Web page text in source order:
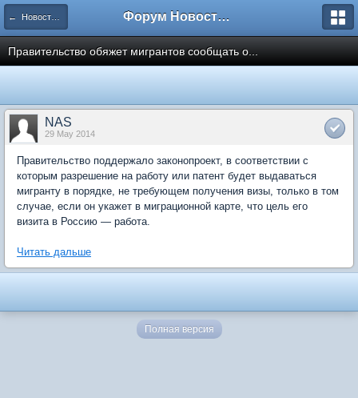
← Новости рынка недвижимости Форум Новостройки
Правительство обяжет мигрантов сообщать о...
NAS
29 May 2014
Правительство поддержало законопроект, в соответствии с
которым разрешение на работу или патент будет выдаваться
мигранту в порядке, не требующем получения визы, только в том
случае, если он укажет в миграционной карте, что цель его
визита в Россию — работа.
Читать дальше
Полная версия